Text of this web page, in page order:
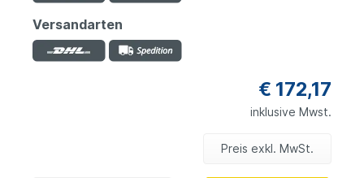
Versandarten
€ 172,17
inklusive Mwst.
Preis exkl. MwSt.